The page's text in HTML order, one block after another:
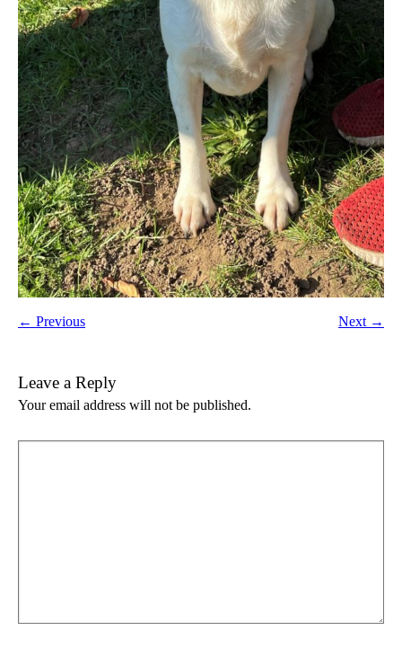
← Previous Next →
Leave a Reply
Your email address will not be published.